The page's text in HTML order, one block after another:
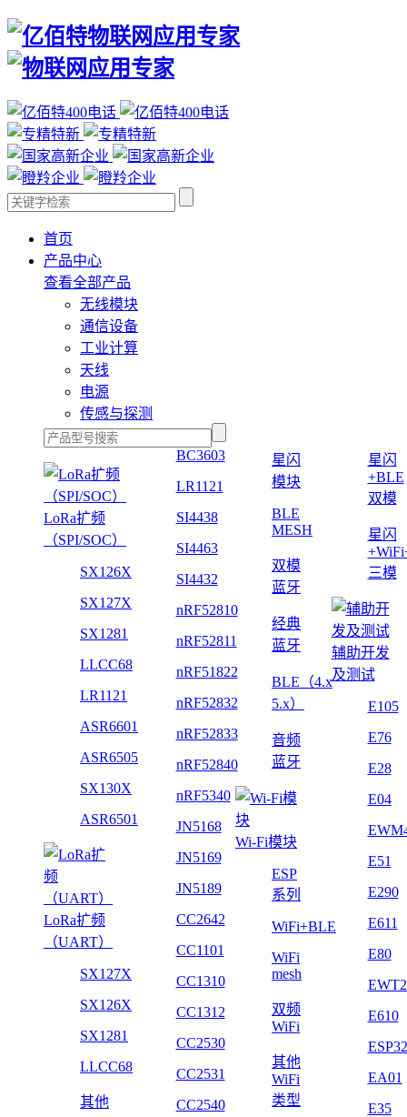
首页
产品中心
查看全部产品
无线模块
通信设备
工业计算
天线
电源
传感与探测
LoRa扩频
（SPI/SOC）
SX126X
SX127X
SX1281
LLCC68
LR1121
ASR6601
ASR6505
SX130X
ASR6501
LoRa扩频
（UART）
SX127X
SX126X
SX1281
LLCC68
其他
BC3603
LR1121
SI4438
SI4463
SI4432
nRF52810
nRF52811
nRF51822
nRF52832
nRF52833
nRF52840
nRF5340
JN5168
JN5169
JN5189
CC2642
CC1101
CC1310
CC1312
CC2530
CC2531
CC2540
星闪
模块
BLE
MESH
双模
蓝牙
经典
蓝牙
BLE（4.x
5.x）
音频
蓝牙
Wi-Fi模块
ESP
系列
WiFi+BLE
WiFi
mesh
双频
WiFi
其他
WiFi
类型
星闪
+BLE
双模
星闪
三模
辅助开发
及测试
E105
E76
E28
E04
E51
E290
E611
E80
E610
ESP32
EA01
E35